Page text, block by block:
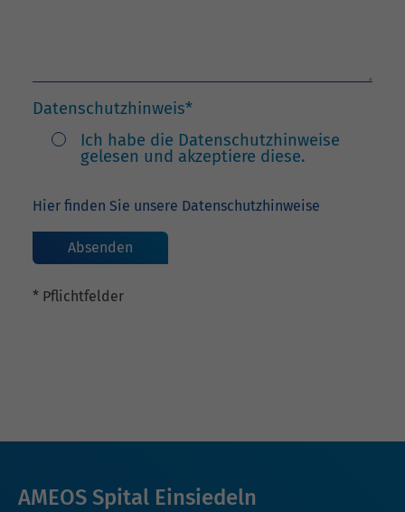
Datenschutzhinweis*
Ich habe die Datenschutzhinweise
gelesen und akzeptiere diese.
Hier finden Sie unsere Datenschutzhinweise
* Pflichtfelder
AMEOS Spital Einsiedeln